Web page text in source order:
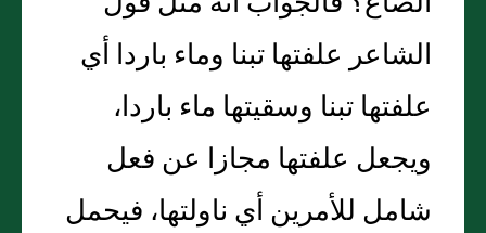
الشاعر علفتها تبنا وماء باردا أي
علفتها تبنا وسقيتها ماء باردا،
ويجعل علفتها مجازا عن فعل
شامل للأمرين أي ناولتها، فيحمل